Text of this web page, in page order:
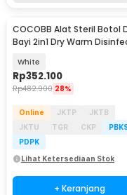
COCOBB Alat Steril Botol
Bayi 2in1 Dry Warm
White
Rp352.100
Rp482.900 28%
Online JKTP
JKTB
JKTU
TGR CKP
PDPK
Lihat Ketersediaan Stok
+ Keranjang